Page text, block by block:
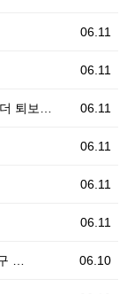
06.11
06.11
06.11
퇴보…
06.11
06.11
06.11
06.10
…